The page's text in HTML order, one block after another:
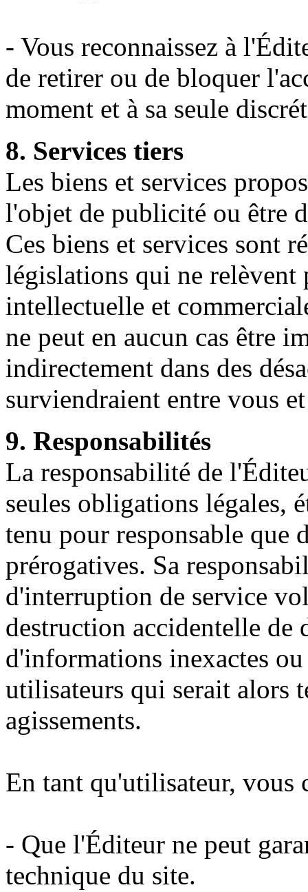
- Vous reconnaissez à
de retirer ou de bloquer
moment et à sa seule
8. Services tiers
Les biens et services
l'objet de publicité ou être
Ces biens et services sont
législations qui ne relèvent
intellectuelle et
ne peut en aucun cas être
indirectement dans des
surviendraient entre vous
9. Responsabilités
La responsabilité de
seules obligations légales,
tenu pour responsable que
prérogatives. Sa
d'interruption de service
destruction accidentelle de
d'informations inexactes
utilisateurs qui serait alors
agissements.
En tant qu'utilisateur, vous
- Que l'Éditeur ne peut
technique du site.